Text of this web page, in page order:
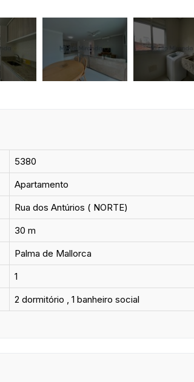
5380
Apartamento
Rua dos Antúrios ( NORTE)
30 m
Palma de Mallorca
1
2 dormitório , 1 banheiro social